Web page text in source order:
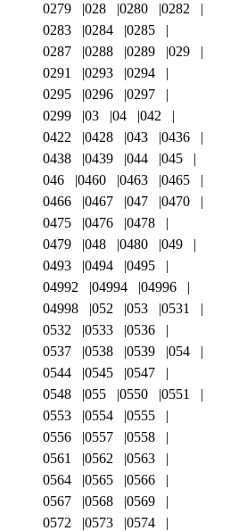
0279
028 0280
0282
0283
0284
0285
0287
0288 0289
029
0291
0293
0294
0295
0296
0297
0299
03 04
042
0422
0428 043
0436
0438
0439 044
045
046
0460 0463
0465
0466
0467 047
0470
0475
0476
0478
0479
048 0480
049
0493
0494
0495
04992
04994
04996
04998
052 053
0531
0532
0533
0536
0537
0538 0539
054
0544
0545
0547
0548
055 0550
0551
0553
0554
0555
0556
0557
0558
0561
0562
0563
0564
0565
0566
0567
0568
0569
0572
0573
0574